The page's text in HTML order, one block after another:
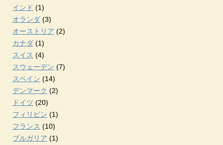
インド (1)
オランダ (3)
オーストリア (2)
カナダ (1)
スイス (4)
スウェーデン (7)
スペイン (14)
デンマーク (2)
ドイツ (20)
フィリピン (1)
フランス (10)
ブルガリア (1)